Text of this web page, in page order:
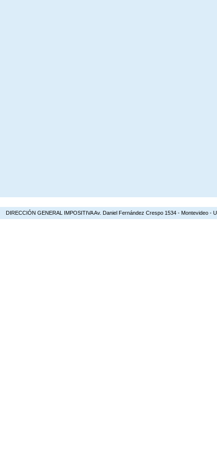
DIRECCIÓN GENERAL IMPOSITIVA Av. Daniel Fernández Crespo 1534 - Montevideo -